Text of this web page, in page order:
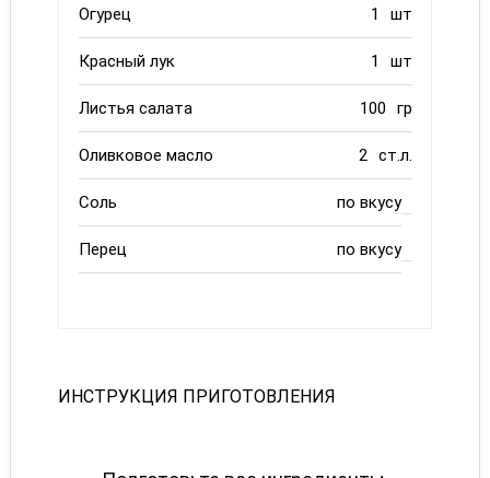
Огурец 1 шт
Красный лук 1 шт
Листья салата 100 гр
Оливковое масло 2 ст.л.
Соль по вкусу
Перец по вкусу
ИНСТРУКЦИЯ ПРИГОТОВЛЕНИЯ